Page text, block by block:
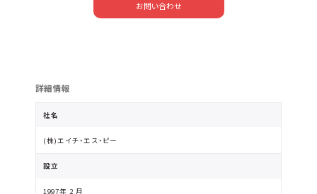
お問い合わせ
詳細情報
社名
(株)エイチ・エス・ピー
設立
1997年 2 月